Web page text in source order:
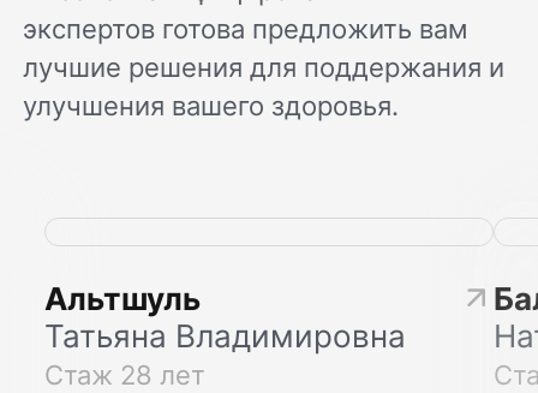
экспертов готова предложить вам
лучшие решения для поддержания и
улучшения вашего здоровья.
Альтшуль
Татьяна Владимировна
Стаж 28 лет